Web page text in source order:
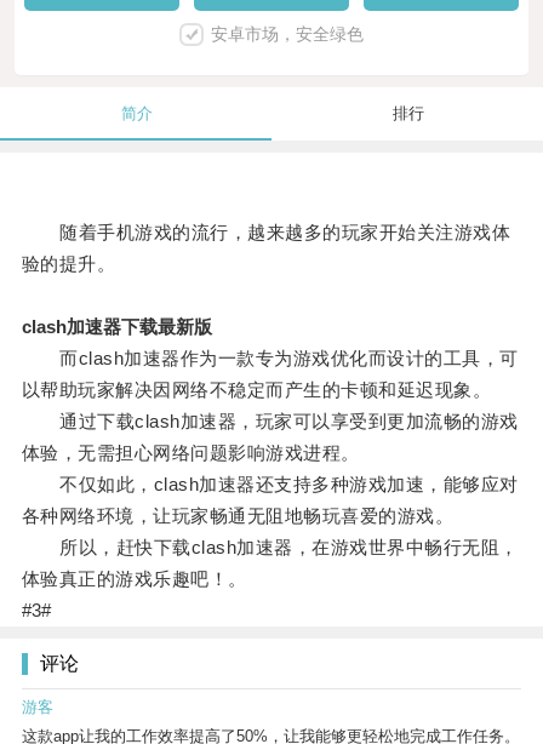
安卓市场，安全绿色
简介 排行
随着手机游戏的流行，越来越多的玩家开始关注游戏体
验的提升。
clash加速器下载最新版
而clash加速器作为一款专为游戏优化而设计的工具，可
以帮助玩家解决因网络不稳定而产生的卡顿和延迟现象。
通过下载clash加速器，玩家可以享受到更加流畅的游戏
体验，无需担心网络问题影响游戏进程。
不仅如此，clash加速器还支持多种游戏加速，能够应对
各种网络环境，让玩家畅通无阻地畅玩喜爱的游戏。
所以，赶快下载clash加速器，在游戏世界中畅行无阻，
体验真正的游戏乐趣吧！。
#3#
评论
游客
这款app让我的工作效率提高了50%，让我能够更轻松地完成工作任务。